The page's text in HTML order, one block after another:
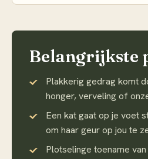
Belangrijkste
Plakkerig gedrag komt
honger, verveling of
Een kat gaat op je voet
om haar geur op jou te
Plotselinge toename